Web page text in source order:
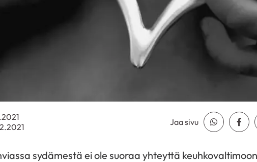
Jaa sivu Jaa Jaa
sydämestä ei ole suoraa yhteyttä